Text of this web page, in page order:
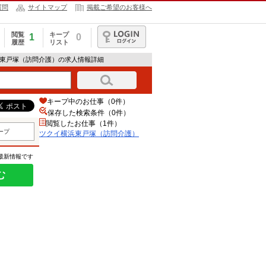
問 サイトマップ 掲載ご希望のお客様へ
閲覧
履歴
1
キープ
リスト
0
ログイン
戸塚（訪問介護）の求人情報詳細
プ
新情報です
キープ中のお仕事（0件）
保存した検索条件（0件）
閲覧したお仕事（1件）
ツクイ横浜東戸塚（訪問介護）